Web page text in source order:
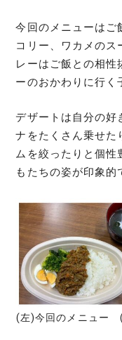
今回のメニューはご
コリー、ワカメのス
レーはご飯との相
ーのおかわりに行く
デザートは自分の好
ナをたくさん乗せた
ムを絞ったりと個性
もたちの姿が印象的
(左)今回のメニュー (